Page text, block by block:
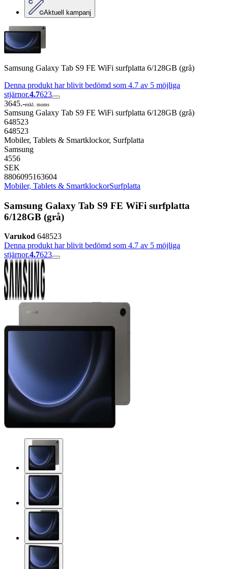
Aktuell kampanj
Samsung Galaxy Tab S9 FE WiFi surfplatta 6/128GB (grå)
Denna produkt har blivit bedömd som 4.7 av 5 möjliga
stjärnor.4.7623
3645.-exkl. moms
Samsung Galaxy Tab S9 FE WiFi surfplatta 6/128GB (grå)
648523
648523
Mobiler, Tablets & Smartklockor, Surfplatta
Samsung
4556
SEK
8806095163604
Mobiler, Tablets & SmartklockorSurfplatta
Samsung Galaxy Tab S9 FE WiFi surfplatta
6/128GB (grå)
Varukod 648523
Denna produkt har blivit bedömd som 4.7 av 5 möjliga
stjärnor.4.7623